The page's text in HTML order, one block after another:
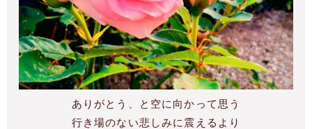
ありがとう、と空に向かって思う
行き場のない悲しみに震えるより